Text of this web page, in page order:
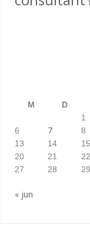
M
D
1
6
7 8
13
14 15
20
21 22
27
28 29
« jun